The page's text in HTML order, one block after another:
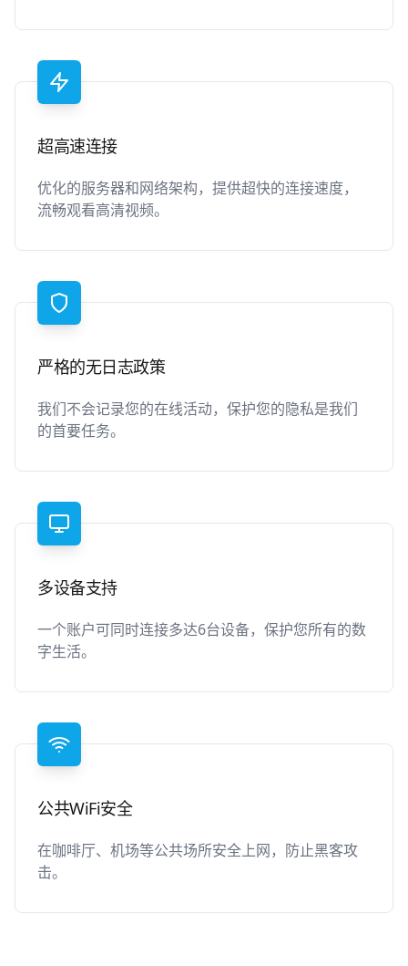
超高速连接
优化的服务器和网络架构，提供超快的连接速度，
流畅观看高清视频。
严格的无日志政策
我们不会记录您的在线活动，保护您的隐私是我们
的首要任务。
多设备支持
一个账户可同时连接多达6台设备，保护您所有的数
字生活。
公共WiFi安全
在咖啡厅、机场等公共场所安全上网，防止黑客攻
击。